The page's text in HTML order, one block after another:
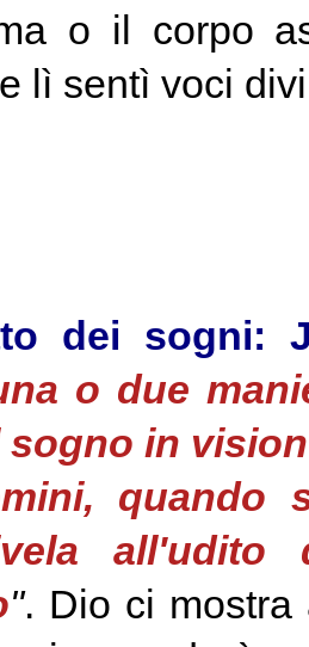
o il corpo
lì sentì voci
dei sogni:
o due
sogno in
quando
". Dio ci mostra